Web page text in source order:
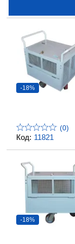
Код: 11821
-18%
(0)
-18%